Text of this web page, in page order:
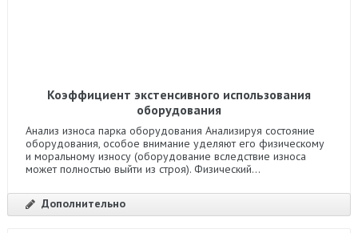
Коэффициент экстенсивного использования
оборудования
Анализ износа парка оборудования Анализируя состояние
оборудования, особое внимание уделяют его физическому
и моральному износу (оборудование вследствие износа
может полностью выйти из строя). Физический...
Дополнительно